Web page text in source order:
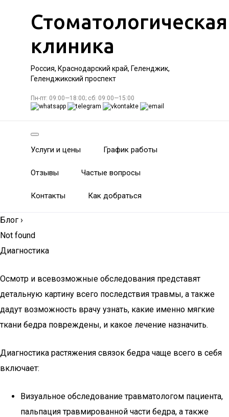
Стоматологическая
клиника
Россия, Краснодарский край, Геленджик,
Геленджикский проспект
Пн-пт: 09:00—18:00; сб: 09:00—15:00
Услуги и цены График работы
Отзывы Частые вопросы
Контакты Как добраться
Блог ›
Not found
Диагностика
Осмотр и всевозможные обследования представят
детальную картину всего последствия травмы, а также
дадут возможность врачу узнать, какие именно мягкие
ткани бедра повреждены, и какое лечение назначить.
Диагностика растяжения связок бедра чаще всего в себя
включает:
Визуальное обследование травматологом пациента,
пальпация травмированной части бедра, а также